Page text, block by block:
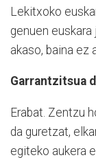
Lekitxoko
genuen
akaso, baina ez
Garrantzitsua
Erabat. Zentzu
da guretzat,
egiteko aukera